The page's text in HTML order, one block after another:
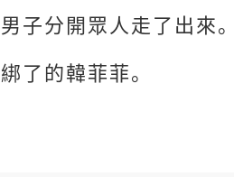
子分開眾人走了出來。
了的韓菲菲。